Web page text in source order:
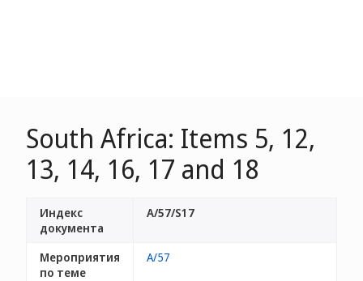
South Africa: Items 5, 12,
13, 14, 16, 17 and 18
Индекс
документа
A/57/S17
Мероприятия
по теме
A/57